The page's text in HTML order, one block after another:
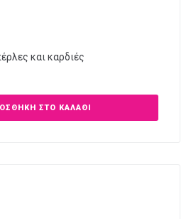
και καρδιές
ΣΤΟ ΚΑΛΆΘΙ